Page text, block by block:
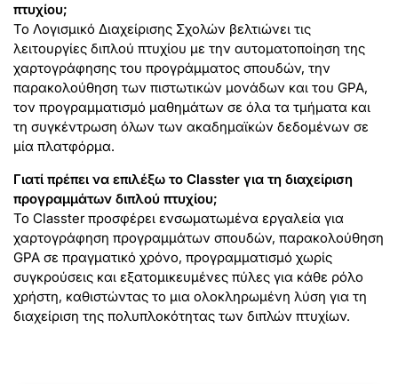
πτυχίου;
Το Λογισμικό Διαχείρισης Σχολών βελτιώνει τις
λειτουργίες διπλού πτυχίου με την αυτοματοποίηση της
χαρτογράφησης του προγράμματος σπουδών, την
παρακολούθηση των πιστωτικών μονάδων και του GPA,
τον προγραμματισμό μαθημάτων σε όλα τα τμήματα και
τη συγκέντρωση όλων των ακαδημαϊκών δεδομένων σε
μία πλατφόρμα.
Γιατί πρέπει να επιλέξω το Classter για τη διαχείριση
προγραμμάτων διπλού πτυχίου;
Το Classter προσφέρει ενσωματωμένα εργαλεία για
χαρτογράφηση προγραμμάτων σπουδών, παρακολούθηση
GPA σε πραγματικό χρόνο, προγραμματισμό χωρίς
συγκρούσεις και εξατομικευμένες πύλες για κάθε ρόλο
χρήστη, καθιστώντας το μια ολοκληρωμένη λύση για τη
διαχείριση της πολυπλοκότητας των διπλών πτυχίων.